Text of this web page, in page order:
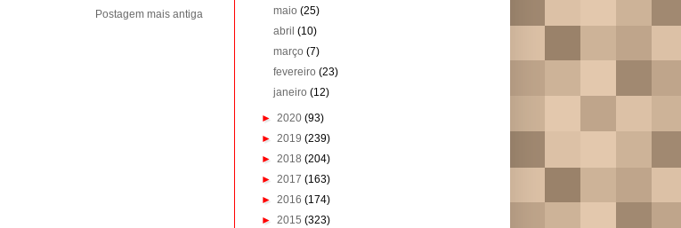
Postagem mais antiga
maio(25)
abril(10)
março(7)
fevereiro(23)
janeiro(12)
► 2020 (93)
► 2019 (239)
► 2018 (204)
► 2017 (163)
► 2016 (174)
► 2015 (323)